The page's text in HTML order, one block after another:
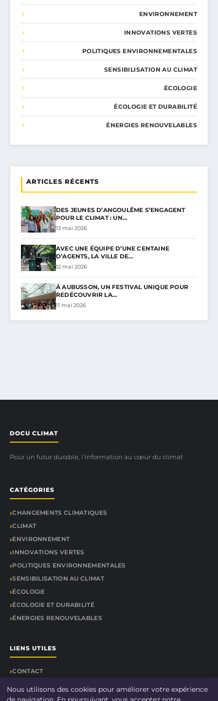
ENVIRONNEMENT
INNOVATIONS VERTES
POLITIQUES ENVIRONNEMENTALES
SENSIBILISATION AU CLIMAT
ÉCOLOGIE
ÉCOLOGIE ET DURABILITÉ
ÉNERGIES RENOUVELABLES
ARTICLES RÉCENTS
DES JEUNES D’ANGOULÊME S’ENGAGENT
POUR LE CLIMAT : UN…
13 mai 2026
AVEC UNE ÉQUIPE D’UNE CENTAINE
D’AGENTS, LA VILLE DE…
12 mai 2026
À AUBUSSON, UN FESTIVAL UNIQUE POUR
REDÉCOUVRIR LA…
11 mai 2026
DOCU CLIMAT
Pour un futur durable, l'information au cœur du climat
CATÉGORIES
CHANGEMENTS CLIMATIQUES
CLIMAT
ENVIRONNEMENT
INNOVATIONS VERTES
POLITIQUES ENVIRONNEMENTALES
SENSIBILISATION AU CLIMAT
ÉCOLOGIE
ÉCOLOGIE ET DURABILITÉ
ÉNERGIES RENOUVELABLES
LIENS UTILES
CONTACT
Nous utilisons des cookies pour améliorer votre expérience